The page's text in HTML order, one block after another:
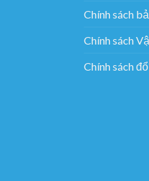
Chính sách
Chính sách
Chính sách